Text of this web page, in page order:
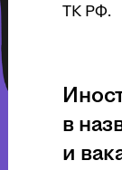
ТК РФ.
в
и